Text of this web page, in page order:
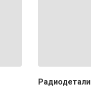
Радиодетали